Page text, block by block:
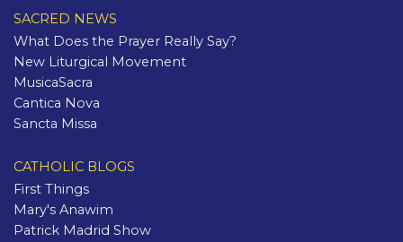
SACRED NEWS
What Does the Prayer Really Say?
New Liturgical Movement
MusicaSacra
Cantica Nova
Sancta Missa
CATHOLIC BLOGS
First Things
Mary's Anawim
Patrick Madrid Show